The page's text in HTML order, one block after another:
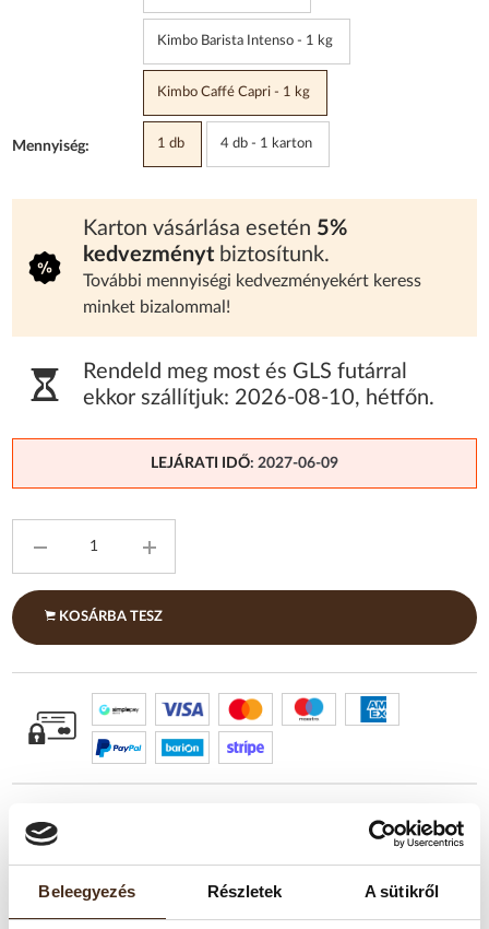
Beleegyezés Részletek A sütikről
Kimbo Barista Intenso - 1 kg
Kimbo Caffé Capri - 1 kg
Mennyiség: 1 db 4 db - 1 karton
Karton vásárlása esetén 5%
kedvezményt biztosítunk.
További mennyiségi kedvezményekért keress
minket bizalommal!
Rendeld meg most és GLS futárral
ekkor szállítjuk: 2026-08-10, hétfőn.
LEJÁRATI IDŐ: 2027-06-09
KOSÁRBA TESZ
TERMÉKLEÍRÁS